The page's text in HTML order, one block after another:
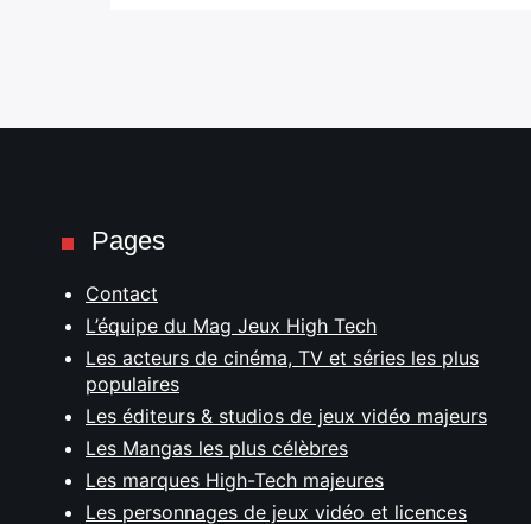
Pages
Contact
L’équipe du Mag Jeux High Tech
Les acteurs de cinéma, TV et séries les plus
populaires
Les éditeurs & studios de jeux vidéo majeurs
Les Mangas les plus célèbres
Les marques High-Tech majeures
Les personnages de jeux vidéo et licences